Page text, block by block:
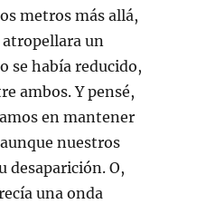
metros más allá,
atropellara un
se había reducido,
ambos. Y pensé,
en mantener
nuestros
desaparición. O,
una onda